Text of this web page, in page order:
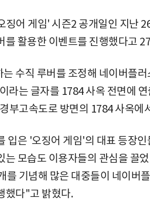
징어 게임' 시즌2 공개일인 지난
를 활용한 이벤트를 진행했다고
수직 루버를 조정해 네이버플
라는 글자를 1784 사옥 전면에
부고속도로 방면의 1784 사옥에
입은 '오징어 게임'의 대표 등장
는 모습도 이용자들의 관심을 끌
를 기념해 많은 대중들이 네이버
했다"고 밝혔다.